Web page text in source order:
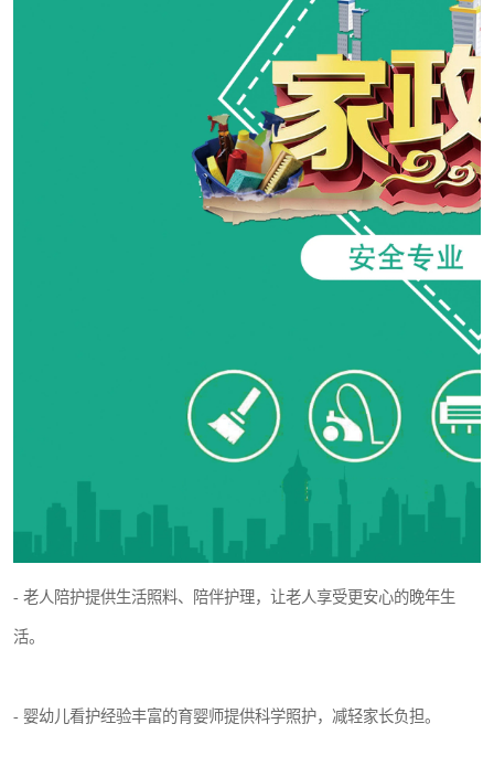
- 老人陪护提供生活照料、陪伴护理，让老人享受更安心的晚年生
活。
- 婴幼儿看护经验丰富的育婴师提供科学照护，减轻家长负担。